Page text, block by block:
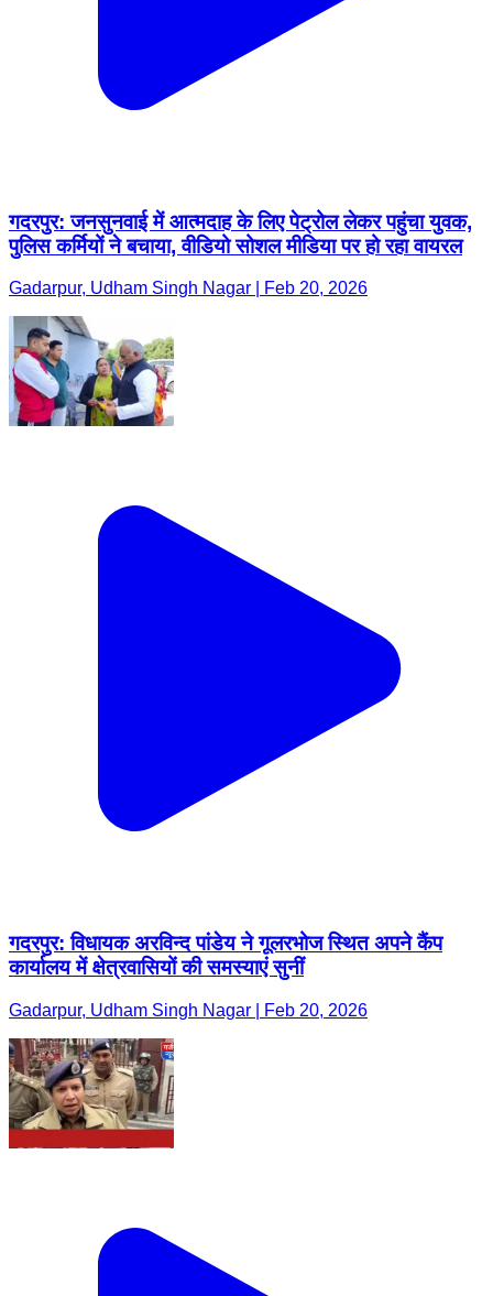
गदरपुर: जनसुनवाई में आत्मदाह के लिए पेट्रोल लेकर पहुंचा युवक,
पुलिस कर्मियों ने बचाया, वीडियो सोशल मीडिया पर हो रहा वायरल
Gadarpur, Udham Singh Nagar | Feb 20, 2026
गदरपुर: विधायक अरविन्द पांडेय ने गूलरभोज स्थित अपने कैंप
कार्यालय में क्षेत्रवासियों की समस्याएं सुनीं
Gadarpur, Udham Singh Nagar | Feb 20, 2026